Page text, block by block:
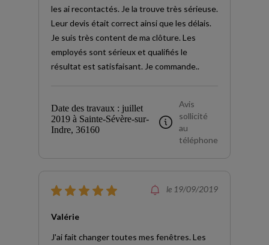
les ai recontactés. Je la trouve très sérieuse.
Leur devis était correct ainsi que les délais.
Je suis très content de ma clôture. Les
employés sont sérieux et qualifiés le
résultat est satisfaisant. Je commande..
Date des travaux : juillet
2019 à Sainte-Sévère-sur-
Indre, 36160
Avis
sollicité
au
téléphone
le 19/09/2019
Valérie
J'ai fait changer toutes mes fenêtres. Les